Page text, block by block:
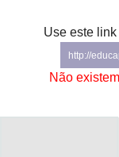
Gabinete de Segurança
Use este
http://
Não